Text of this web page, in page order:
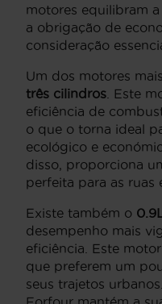
motores equilibram
a obrigação de
consideração
Um dos motores
três cilindros . Este
eficiência de
o que o torna ideal
ecológico e
disso, proporciona
perfeita para as ruas
Existe também o
desempenho mais
eficiência. Este
que preferem um
seus trajetos